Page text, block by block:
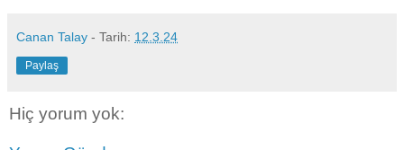
Canan Talay - Tarih: 12.3.24
Paylaş
Hiç yorum yok: